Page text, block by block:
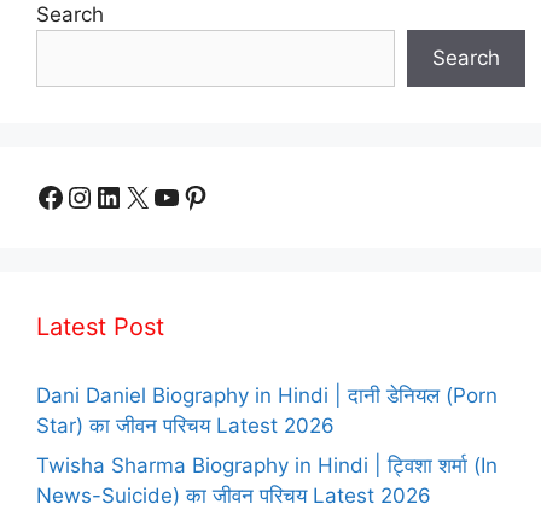
Search
Search
Facebook
Instagram
LinkedIn
X YouTube
Pinterest
Latest Post
Dani Daniel Biography in Hindi | दानी डेनियल (Porn
Star) का जीवन परिचय Latest 2026
Twisha Sharma Biography in Hindi | ट्विशा शर्मा (In
News-Suicide) का जीवन परिचय Latest 2026